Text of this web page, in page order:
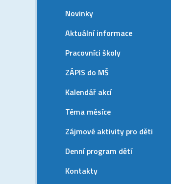
Novinky
Aktuální informace
Pracovníci školy
ZÁPIS do MŠ
Kalendář akcí
Téma měsíce
Zájmové aktivity pro děti
Denní program dětí
Kontakty